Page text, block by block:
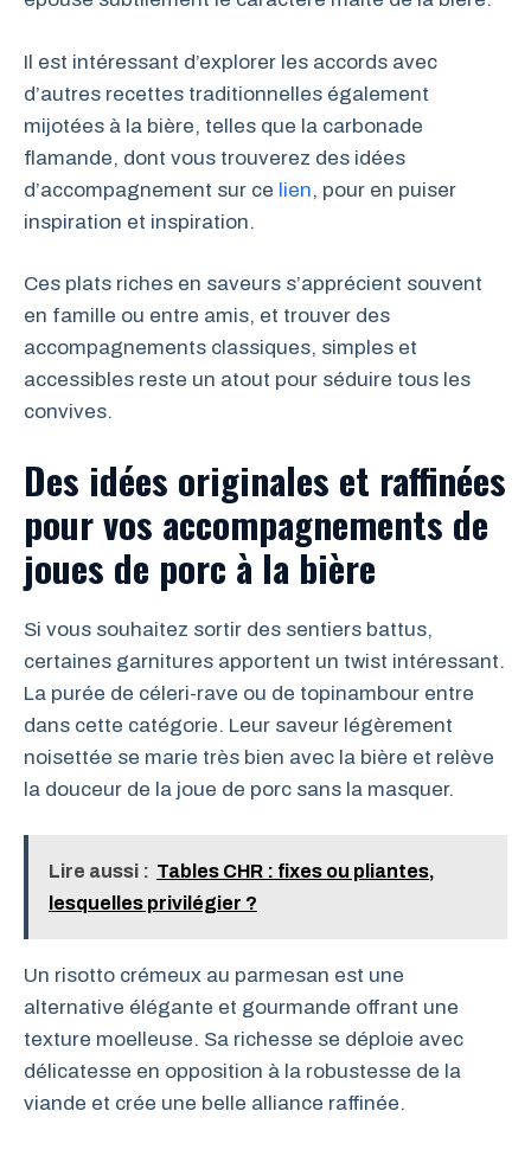
Il est intéressant d’explorer les accords avec
d’autres recettes traditionnelles également
mijotées à la bière, telles que la carbonade
flamande, dont vous trouverez des idées
d’accompagnement sur ce lien, pour en puiser
inspiration et inspiration.
Ces plats riches en saveurs s’apprécient souvent
en famille ou entre amis, et trouver des
accompagnements classiques, simples et
accessibles reste un atout pour séduire tous les
convives.
Des idées originales et raffinées
pour vos accompagnements de
joues de porc à la bière
Si vous souhaitez sortir des sentiers battus,
certaines garnitures apportent un twist intéressant.
La purée de céleri-rave ou de topinambour entre
dans cette catégorie. Leur saveur légèrement
noisettée se marie très bien avec la bière et relève
la douceur de la joue de porc sans la masquer.
Lire aussi : Tables CHR : fixes ou pliantes,
lesquelles privilégier ?
Un risotto crémeux au parmesan est une
alternative élégante et gourmande offrant une
texture moelleuse. Sa richesse se déploie avec
délicatesse en opposition à la robustesse de la
viande et crée une belle alliance raffinée.